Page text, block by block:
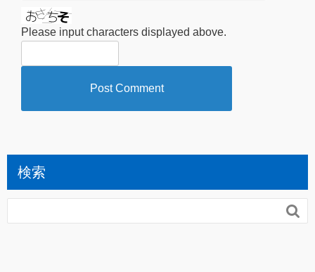
Please input characters displayed above.
検索
